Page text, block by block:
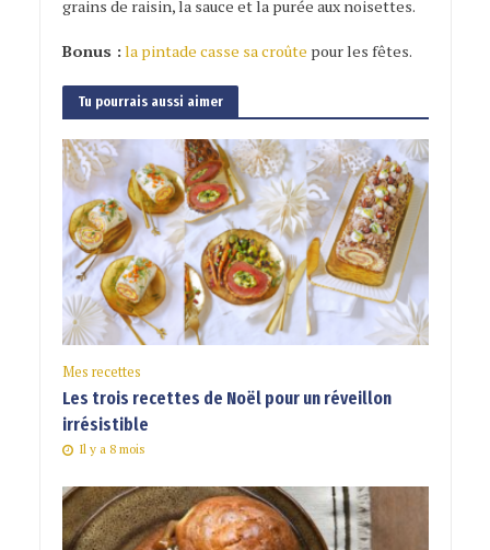
grains de raisin, la sauce et la purée aux noisettes.
Bonus : la pintade casse sa croûte pour les fêtes.
Tu pourrais aussi aimer
Mes recettes
Les trois recettes de Noël pour un réveillon
irrésistible
Il y a 8 mois